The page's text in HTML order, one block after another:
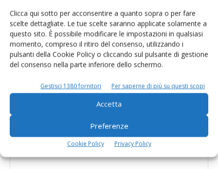
Clicca qui sotto per acconsentire a quanto sopra o per fare
scelte dettagliate. Le tue scelte saranno applicate solamente a
questo sito. È possibile modificare le impostazioni in qualsiasi
momento, compreso il ritiro del consenso, utilizzando i
pulsanti della Cookie Policy o cliccando sul pulsante di gestione
del consenso nella parte inferiore dello schermo.
Gestisci 1380 fornitori Per saperne di più su questi scopi
Accetta
Preferenze
Cookie Policy Privacy Policy
Araer guarda oltre i controlli
funzionali: innovazione e ricerca al
centro della nuova strategia
LASCIA UN COMMENTO